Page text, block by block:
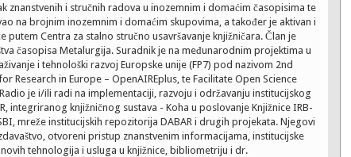
znanstvenih i stručnih radova u inozemnim i domaćim časopisima te
na brojnim inozemnim i domaćim skupovima, a također je aktivan i
putem Centra za stalno stručno usavršavanje knjižničara. Član je
časopisa Metalurgija. Suradnik je na međunarodnim projektima u
i tehnološki razvoj Europske unije (FP7) pod nazivom 2nd
Research in Europe – OpenAIREplus, te Facilitate Open Science
je i/ili radi na implementaciji, razvoju i održavanju institucijskog
integriranog knjižničnog sustava - Koha u poslovanje Knjižnice IRB-
mreže institucijskih repozitorija DABAR i drugih projekata. Njegovi
otvoreni pristup znanstvenim informacijama, institucijske
tehnologija i usluga u knjižnice, bibliometriju i dr.